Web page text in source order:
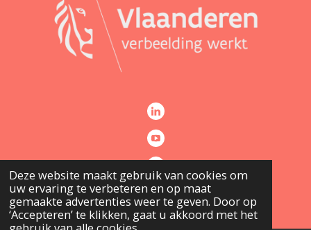
Deze website maakt gebruik van cookies om
uw ervaring te verbeteren en op maat
gemaakte advertenties weer te geven. Door op
‘Accepteren’ te klikken, gaat u akkoord met het